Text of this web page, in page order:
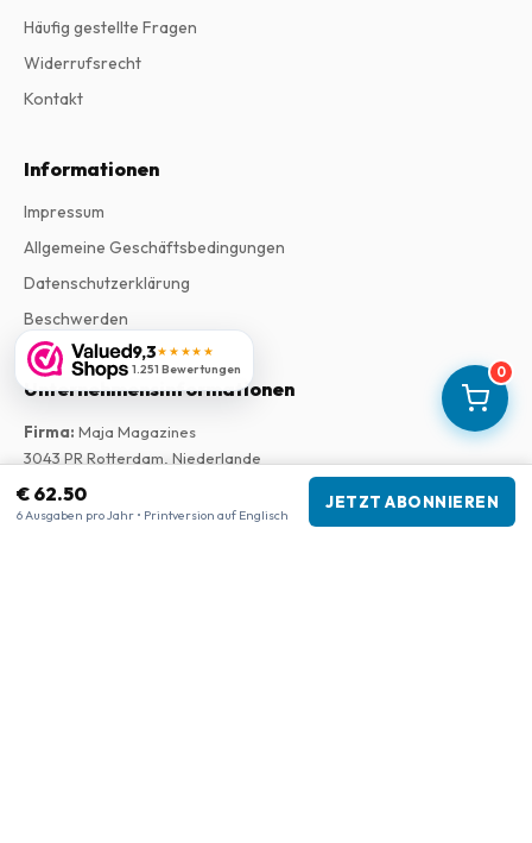
0
€ 62.50
6 Ausgaben pro Jahr • Printversion auf Englisch
JETZT ABONNIEREN
9,3★★★★★
1.251 Bewertungen
Häufig gestellte Fragen
Widerrufsrecht
Kontakt
Informationen
Impressum
Allgemeine Geschäftsbedingungen
Datenschutzerklärung
Beschwerden
Unternehmensinformationen
Firma: Maja Magazines
3043 PR Rotterdam, Niederlande
USt-IdNr.
Handelskammer :27300515